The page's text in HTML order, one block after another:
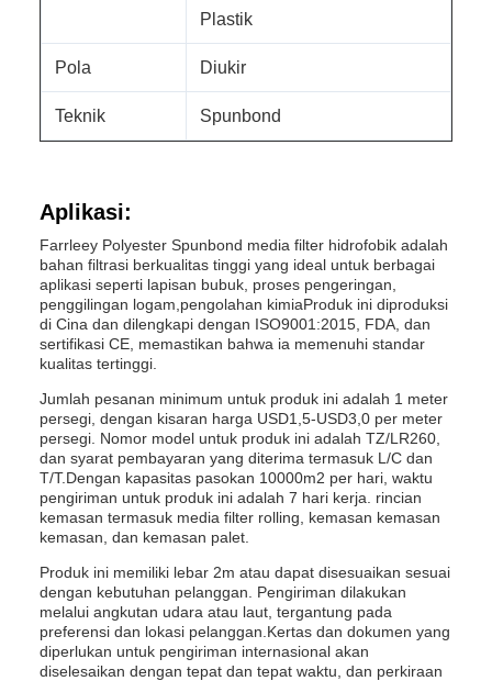
Plastik
Pola Diukir
Teknik Spunbond
Aplikasi:
Farrleey Polyester Spunbond media filter hidrofobik adalah
bahan filtrasi berkualitas tinggi yang ideal untuk berbagai
aplikasi seperti lapisan bubuk, proses pengeringan,
penggilingan logam,pengolahan kimiaProduk ini diproduksi
di Cina dan dilengkapi dengan ISO9001:2015, FDA, dan
sertifikasi CE, memastikan bahwa ia memenuhi standar
kualitas tertinggi.
Jumlah pesanan minimum untuk produk ini adalah 1 meter
persegi, dengan kisaran harga USD1,5-USD3,0 per meter
persegi. Nomor model untuk produk ini adalah TZ/LR260,
dan syarat pembayaran yang diterima termasuk L/C dan
T/T.Dengan kapasitas pasokan 10000m2 per hari, waktu
pengiriman untuk produk ini adalah 7 hari kerja. rincian
kemasan termasuk media filter rolling, kemasan kemasan
kemasan, dan kemasan palet.
Produk ini memiliki lebar 2m atau dapat disesuaikan sesuai
dengan kebutuhan pelanggan. Pengiriman dilakukan
melalui angkutan udara atau laut, tergantung pada
preferensi dan lokasi pelanggan.Kertas dan dokumen yang
diperlukan untuk pengiriman internasional akan
diselesaikan dengan tepat dan tepat waktu, dan perkiraan